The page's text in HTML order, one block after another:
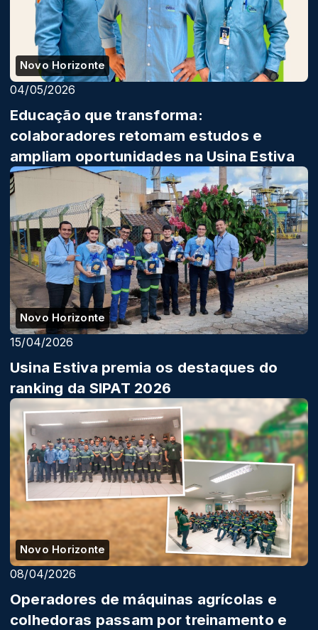
Novo Horizonte
04/05/2026
Educação que transforma:
colaboradores retomam estudos e
ampliam oportunidades na Usina Estiva
Novo Horizonte
15/04/2026
Usina Estiva premia os destaques do
ranking da SIPAT 2026
Novo Horizonte
08/04/2026
Operadores de máquinas agrícolas e
colhedoras passam por treinamento e